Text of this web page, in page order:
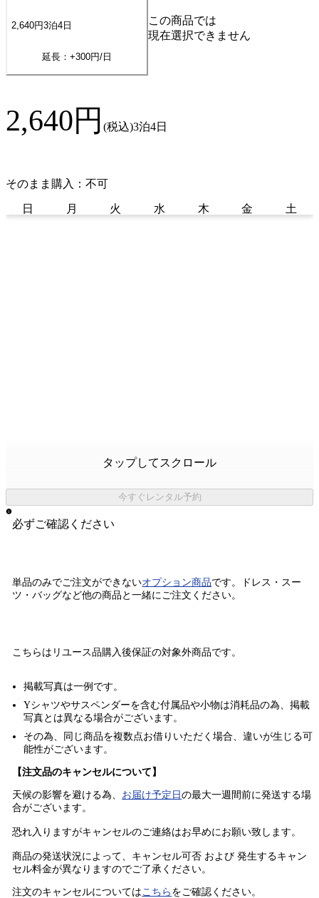
2,640円3泊4日
延長：+300円/日
この商品では
現在選択できません
2,640円 (税込)3泊4日
そのまま購入：不可
日 月 火 水 木 金 土
タップしてスクロール
今すぐレンタル予約
必ずご確認ください
単品のみでご注文ができないオプション商品です。
ドレス・スー
ツ・バッグなど他の商品と一緒にご注文ください。
こちらはリユース品購入後保証の対象外商品です。
掲載写真は一例です。
Yシャツやサスペンダーを含む付属品や小物は消耗品の為、掲載
写真とは異なる場合がございます。
その為、同じ商品を複数点お借りいただく場合、違いが生じる可
能性がございます。
【注文品のキャンセルについて】
天候の影響を避ける為、 お届け予定日の最大一週間前に発送する場
合がございます。
恐れ入りますがキャンセルのご連絡はお早めにお願い致します。
商品の発送状況によって、キャンセル可否 および 発生するキャン
セル料金が異なりますのでご了承ください。
注文のキャンセルについては こちら をご確認ください。